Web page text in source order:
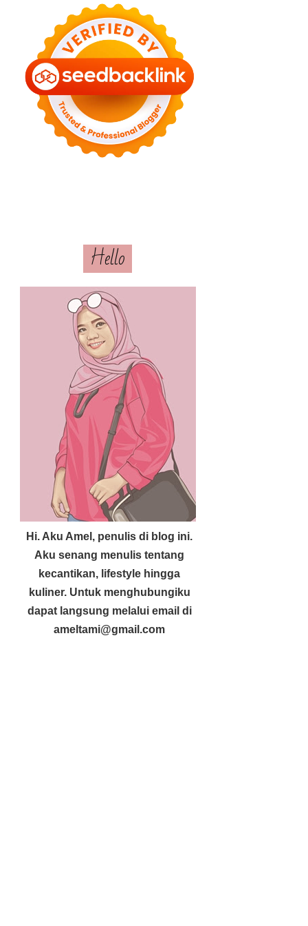
Hello
Hi. Aku Amel, penulis di blog ini.
Aku senang menulis tentang
kecantikan, lifestyle hingga
kuliner. Untuk menghubungiku
dapat langsung melalui email di
ameltami@gmail.com